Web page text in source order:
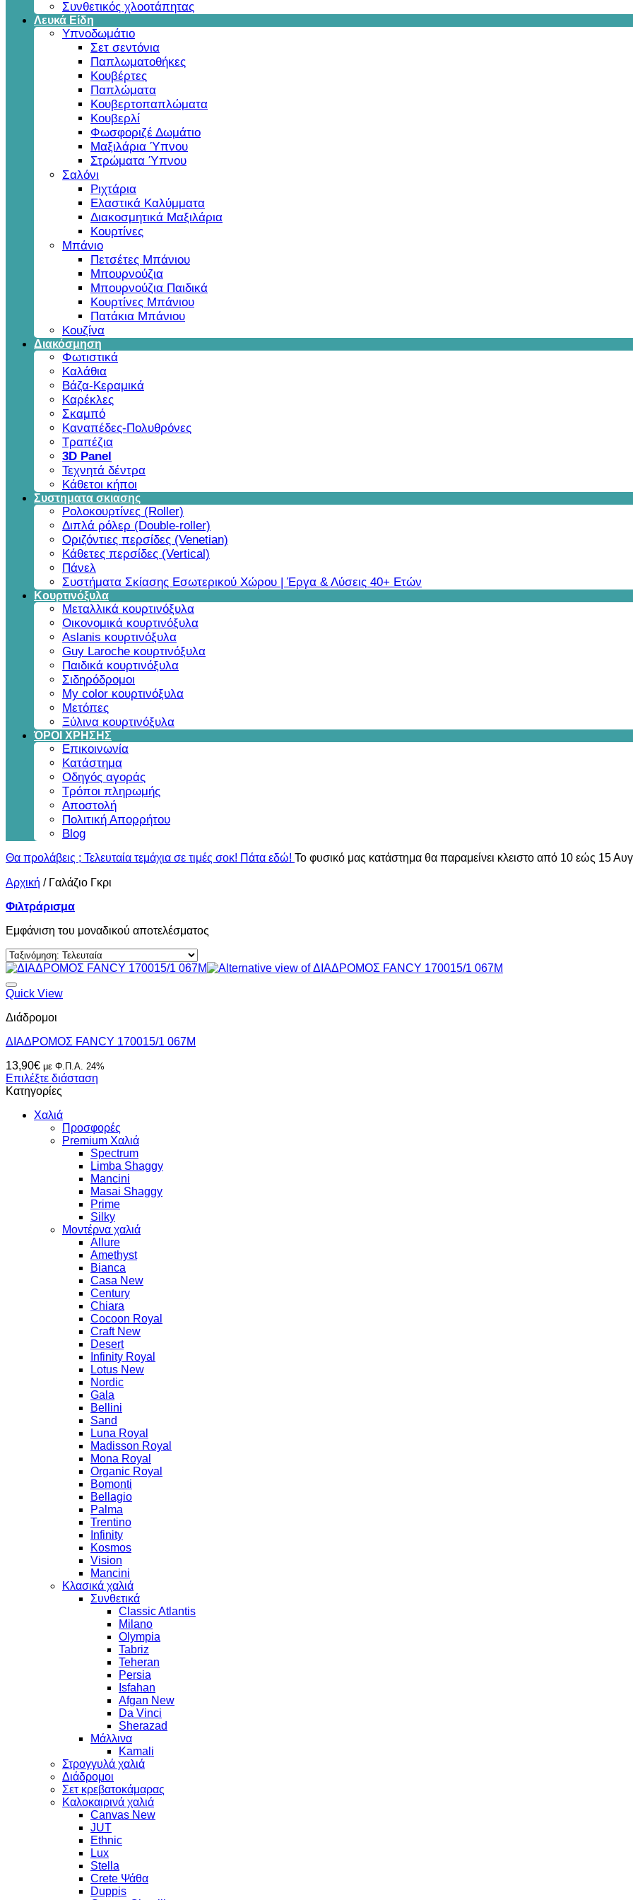
Συνθετικός χλοοτάπητας
Λευκά Είδη
Υπνοδωμάτιο
Σετ σεντόνια
Παπλωματοθήκες
Κουβέρτες
Παπλώματα
Κουβερτοπαπλώματα
Κουβερλί
Φωσφοριζέ Δωμάτιο
Μαξιλάρια Ύπνου
Στρώματα Ύπνου
Σαλόνι
Ριχτάρια
Ελαστικά Καλύμματα
Διακοσμητικά Μαξιλάρια
Κουρτίνες
Μπάνιο
Πετσέτες Μπάνιου
Μπουρνούζια
Μπουρνούζια Παιδικά
Κουρτίνες Μπάνιου
Πατάκια Μπάνιου
Κουζίνα
Διακόσμηση
Φωτιστικά
Καλάθια
Βάζα-Κεραμικά
Καρέκλες
Σκαμπό
Καναπέδες-Πολυθρόνες
Τραπέζια
3D Panel
Τεχνητά δέντρα
Κάθετοι κήποι
Συστηματα σκιασης
Ρολοκουρτίνες (Roller)
Διπλά ρόλερ (Double-roller)
Οριζόντιες περσίδες (Venetian)
Κάθετες περσίδες (Vertical)
Πάνελ
Συστήματα Σκίασης Εσωτερικού Χώρου | Έργα & Λύσεις 40+ Ετών
Κουρτινόξυλα
Μεταλλικά κουρτινόξυλα
Οικονομικά κουρτινόξυλα
Aslanis κουρτινόξυλα
Guy Laroche κουρτινόξυλα
Παιδικά κουρτινόξυλα
Σιδηρόδρομοι
My color κουρτινόξυλα
Μετόπες
Ξύλινα κουρτινόξυλα
ΌΡΟΙ ΧΡΗΣΗΣ
Επικοινωνία
Κατάστημα
Οδηγός αγοράς
Τρόποι πληρωμής
Αποστολή
Πολιτική Απορρήτου
Blog
Θα προλάβεις ; Τελευταία τεμάχια σε τιμές σοκ! Πάτα εδώ! Το φυσικό μας κατάστημα θα παραμείνει κλειστο από 10 εώς 15
Αρχική / Γαλάζιο Γκρι
Φιλτράρισμα
Εμφάνιση του μοναδικού αποτελέσματος
Quick View
Διάδρομοι
ΔΙΑΔΡΟΜΟΣ FANCY 170015/1 067M
13,90€ με Φ.Π.Α. 24%
Επιλέξτε διάσταση
Κατηγορίες
Χαλιά
Προσφορές
Premium Χαλιά
Spectrum
Limba Shaggy
Mancini
Masai Shaggy
Prime
Silky
Μοντέρνα χαλιά
Allure
Amethyst
Bianca
Casa New
Century
Chiara
Cocoon Royal
Craft New
Desert
Infinity Royal
Lotus New
Nordic
Gala
Bellini
Sand
Luna Royal
Madisson Royal
Mona Royal
Organic Royal
Bomonti
Bellagio
Palma
Trentino
Infinity
Kosmos
Vision
Mancini
Κλασικά χαλιά
Συνθετικά
Classic Atlantis
Milano
Olympia
Tabriz
Teheran
Persia
Isfahan
Afgan New
Da Vinci
Sherazad
Μάλλινα
Kamali
Στρογγυλά χαλιά
Διάδρομοι
Σετ κρεβατοκάμαρας
Καλοκαιρινά χαλιά
Canvas New
JUT
Ethnic
Lux
Stella
Crete Ψάθα
Duppis